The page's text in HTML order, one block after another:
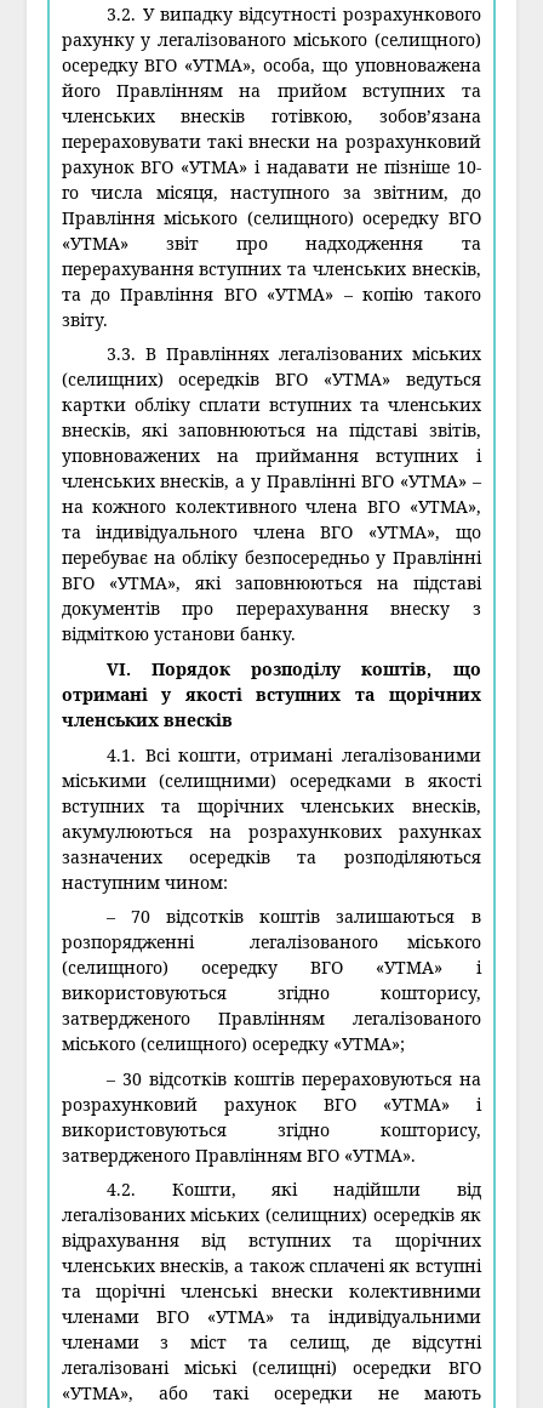
3.2. У випадку відсутності розрахункового
рахунку у легалізованого міського (селищного)
осередку ВГО «УТМА», особа, що уповноважена
його Правлінням на прийом вступних та
членських внесків готівкою, зобов’язана
перераховувати такі внески на розрахунковий
рахунок ВГО «УТМА» і надавати не пізніше 10-
го числа місяця, наступного за звітним, до
Правління міського (селищного) осередку ВГО
«УТМА» звіт про надходження та
перерахування вступних та членських внесків,
та до Правління ВГО «УТМА» – копію такого
звіту.
3.3. В Правліннях легалізованих міських
(селищних) осередків ВГО «УТМА» ведуться
картки обліку сплати вступних та членських
внесків, які заповнюються на підставі звітів,
уповноважених на приймання вступних і
членських внесків, а у Правлінні ВГО «УТМА» –
на кожного колективного члена ВГО «УТМА»,
та індивідуального члена ВГО «УТМА», що
перебуває на обліку безпосередньо у Правлінні
ВГО «УТМА», які заповнюються на підставі
документів про перерахування внеску з
відміткою установи банку.
VI. Порядок розподілу коштів, що
отримані у якості вступних та щорічних
членських внесків
4.1. Всі кошти, отримані легалізованими
міськими (селищними) осередками в якості
вступних та щорічних членських внесків,
акумулюються на розрахункових рахунках
зазначених осередків та розподіляються
наступним чином:
– 70 відсотків коштів залишаються в
розпорядженні легалізованого міського
(селищного) осередку ВГО «УТМА» і
використовуються згідно кошторису,
затвердженого Правлінням легалізованого
міського (селищного) осередку «УТМА»;
– 30 відсотків коштів перераховуються на
розрахунковий рахунок ВГО «УТМА» і
використовуються згідно кошторису,
затвердженого Правлінням ВГО «УТМА».
4.2. Кошти, які надійшли від
легалізованих міських (селищних) осередків як
відрахування від вступних та щорічних
членських внесків, а також сплачені як вступні
та щорічні членські внески колективними
членами ВГО «УТМА» та індивідуальними
членами з міст та селищ, де відсутні
легалізовані міські (селищні) осередки ВГО
«УТМА», або такі осередки не мають